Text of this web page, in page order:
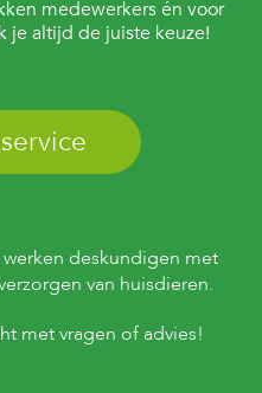
medewerkers én voor
je altijd de juiste keuze!
deskundigen met
van huisdieren.
met vragen of advies!